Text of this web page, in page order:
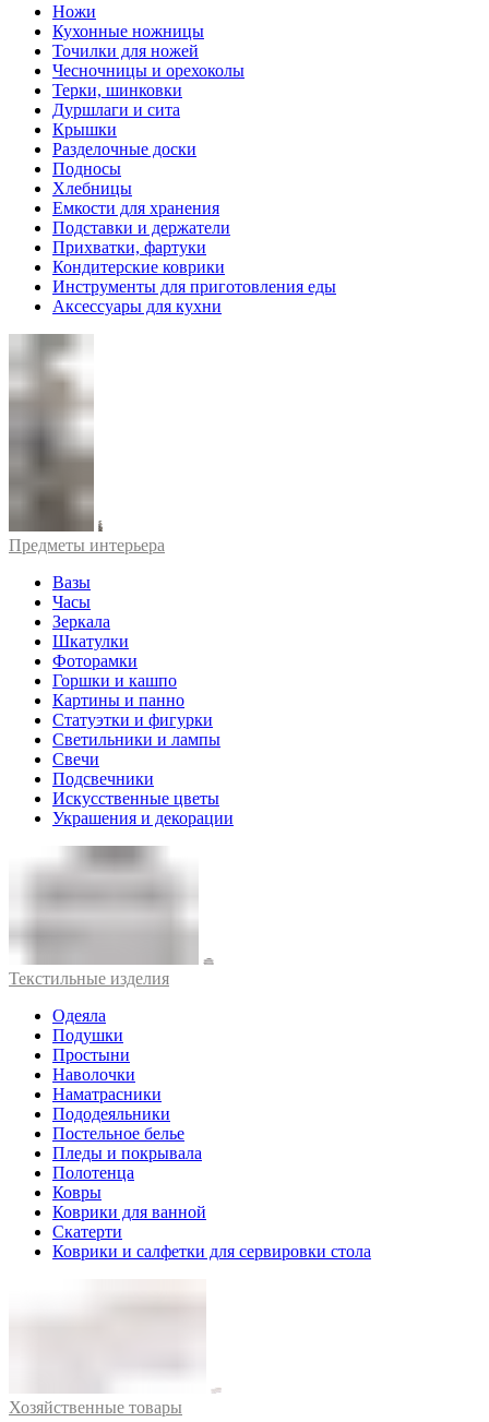
Ножи
Кухонные ножницы
Точилки для ножей
Чесночницы и орехоколы
Терки, шинковки
Дуршлаги и сита
Крышки
Разделочные доски
Подносы
Хлебницы
Емкости для хранения
Подставки и держатели
Прихватки, фартуки
Кондитерские коврики
Инструменты для приготовления еды
Аксессуары для кухни
Предметы интерьера
Вазы
Часы
Зеркала
Шкатулки
Фоторамки
Горшки и кашпо
Картины и панно
Статуэтки и фигурки
Светильники и лампы
Свечи
Подсвечники
Искусственные цветы
Украшения и декорации
Текстильные изделия
Одеяла
Подушки
Простыни
Наволочки
Наматрасники
Пододеяльники
Постельное белье
Пледы и покрывала
Полотенца
Ковры
Коврики для ванной
Скатерти
Коврики и салфетки для сервировки стола
Хозяйственные товары